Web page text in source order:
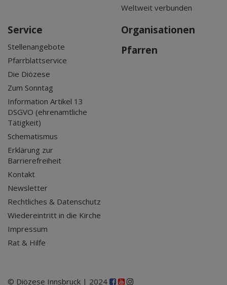
Weltweit verbunden
Service
Stellenangebote
Pfarrblattservice
Die Diözese
Zum Sonntag
Information Artikel 13
DSGVO (ehrenamtliche
Tätigkeit)
Schematismus
Erklärung zur
Barrierefreiheit
Kontakt
Newsletter
Rechtliches & Datenschutz
Wiedereintritt in die Kirche
Impressum
Rat & Hilfe
Organisationen
Pfarren
© Diözese Innsbruck | 2024